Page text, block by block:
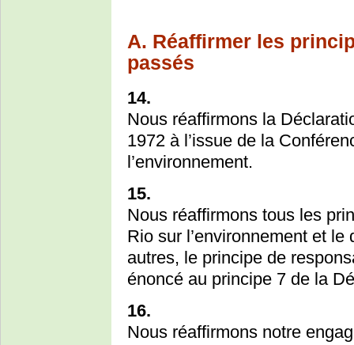
A. Réaffirmer les
passés
14.
Nous réaffirmons la
1972 à l’issue de la
l’environnement.
15.
Nous réaffirmons tous les
Rio sur l’environnement et
autres, le principe de
énoncé au principe 7 de la
16.
Nous réaffirmons notre